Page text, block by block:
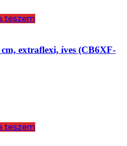
teszem
cm, extraflexi, íves (CB6XF-
teszem